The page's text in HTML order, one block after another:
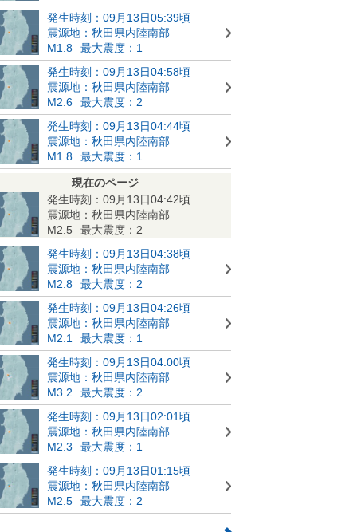
発生時刻：09月13日05:39頃
震源地：秋田県内陸南部
M1.8
最大震度：1
発生時刻：09月13日04:58頃
震源地：秋田県内陸南部
M2.6
最大震度：2
発生時刻：09月13日04:44頃
震源地：秋田県内陸南部
M1.8
最大震度：1
現在のページ
発生時刻：09月13日04:42頃
震源地：秋田県内陸南部
M2.5
最大震度：2
発生時刻：09月13日04:38頃
震源地：秋田県内陸南部
M2.8
最大震度：2
発生時刻：09月13日04:26頃
震源地：秋田県内陸南部
M2.1
最大震度：1
発生時刻：09月13日04:00頃
震源地：秋田県内陸南部
M3.2
最大震度：2
発生時刻：09月13日02:01頃
震源地：秋田県内陸南部
M2.3
最大震度：1
発生時刻：09月13日01:15頃
震源地：秋田県内陸南部
M2.5
最大震度：2